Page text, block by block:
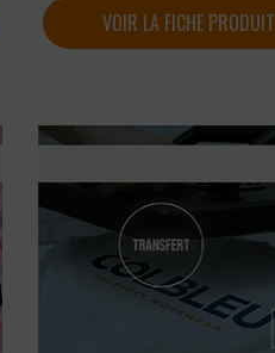
VOIR LA FICHE PRODUIT